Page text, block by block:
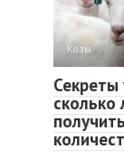
Козы
Секреты